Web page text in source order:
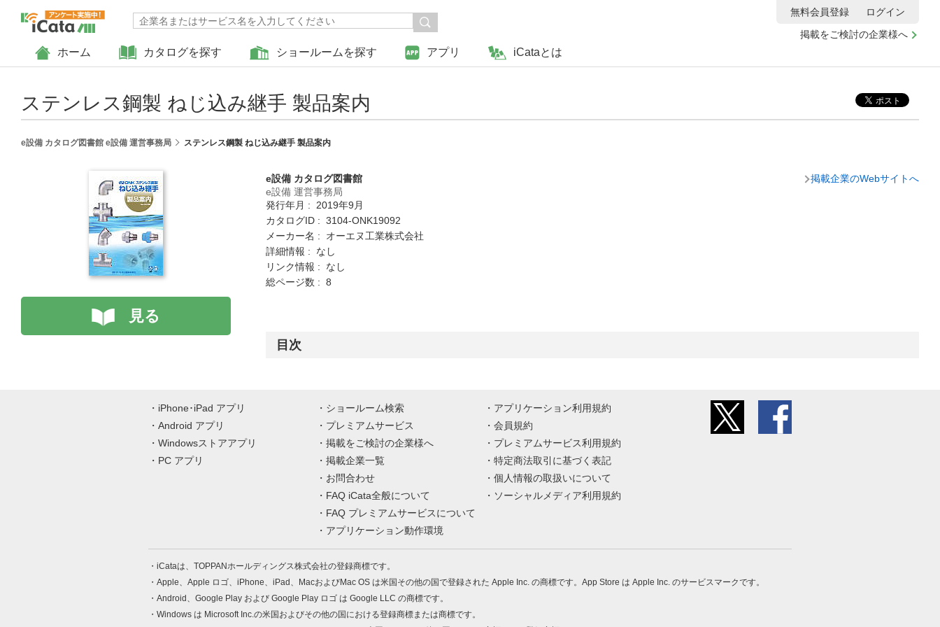
ホーム カタログを探す ショールームを探す アプリ iCataとは
掲載をご検討の企業様へ
無料会員登録 ログイン
ステンレス鋼製 ねじ込み継手 製品案内
e設備 カタログ図書館 e設備 運営事務局 ステンレス鋼製 ねじ込み継手 製品案内
見る
e設備 カタログ図書館
e設備 運営事務局
発行年月 : 2019年9月
カタログID : 3104-ONK19092
メーカー名 : オーエヌ工業株式会社
詳細情報 : なし
リンク情報 : なし
総ページ数 : 8
掲載企業のWebサイトへ
目次
iPhone･iPad アプリ
Android アプリ
Windowsストアアプリ
PC アプリ
ショールーム検索
プレミアムサービス
掲載をご検討の企業様へ
掲載企業一覧
お問合わせ
FAQ iCata全般について
FAQ プレミアムサービスについて
アプリケーション動作環境
アプリケーション利用規約
会員規約
プレミアムサービス利用規約
特定商法取引に基づく表記
個人情報の取扱いについて
ソーシャルメディア利用規約
iCataは、TOPPANホールディングス株式会社の登録商標です。
Apple、Apple ロゴ、iPhone、iPad、MacおよびMac OS は米国その他の国で登録された Apple Inc. の商標です。App Store は Apple Inc. のサービスマークです。
Android、Google Play および Google Play ロゴ は Google LLC の商標です。
Windows は Microsoft Inc.の米国およびその他の国における登録商標または商標です。